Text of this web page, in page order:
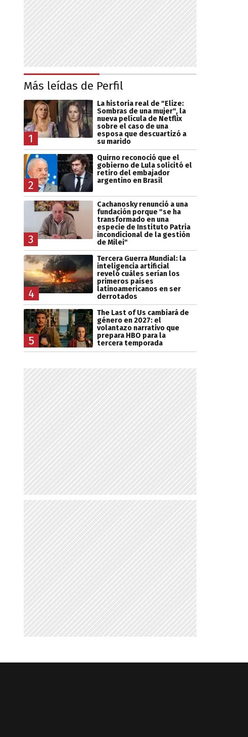
Más leídas de Perfil
1
La historia real de "Elize:
Sombras de una mujer", la
nueva película de Netflix
sobre el caso de una
esposa que descuartizó a
su marido
2
Quirno reconoció que el
gobierno de Lula solicitó el
retiro del embajador
argentino en Brasil
3
Cachanosky renunció a una
fundación porque "se ha
transformado en una
especie de Instituto Patria
incondicional de la gestión
de Milei"
4
Tercera Guerra Mundial: la
inteligencia artificial
reveló cuáles serían los
primeros países
latinoamericanos en ser
derrotados
5
The Last of Us cambiará de
género en 2027: el
volantazo narrativo que
prepara HBO para la
tercera temporada